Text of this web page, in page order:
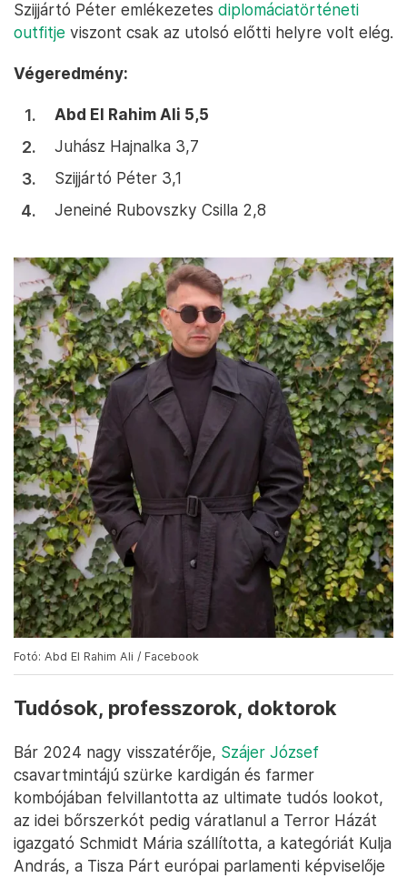
Szijjártó Péter emlékezetes diplomáciatörténeti
outfitje viszont csak az utolsó előtti helyre volt elég.
Végeredmény:
Abd El Rahim Ali 5,5
Juhász Hajnalka 3,7
Szijjártó Péter 3,1
Jeneiné Rubovszky Csilla 2,8
Fotó: Abd El Rahim Ali / Facebook
Tudósok, professzorok, doktorok
Bár 2024 nagy visszatérője, Szájer József
csavartmintájú szürke kardigán és farmer
kombójában felvillantotta az ultimate tudós lookot,
az idei bőrszerkót pedig váratlanul a Terror Házát
igazgató Schmidt Mária szállította, a kategóriát Kulja
András, a Tisza Párt európai parlamenti képviselője